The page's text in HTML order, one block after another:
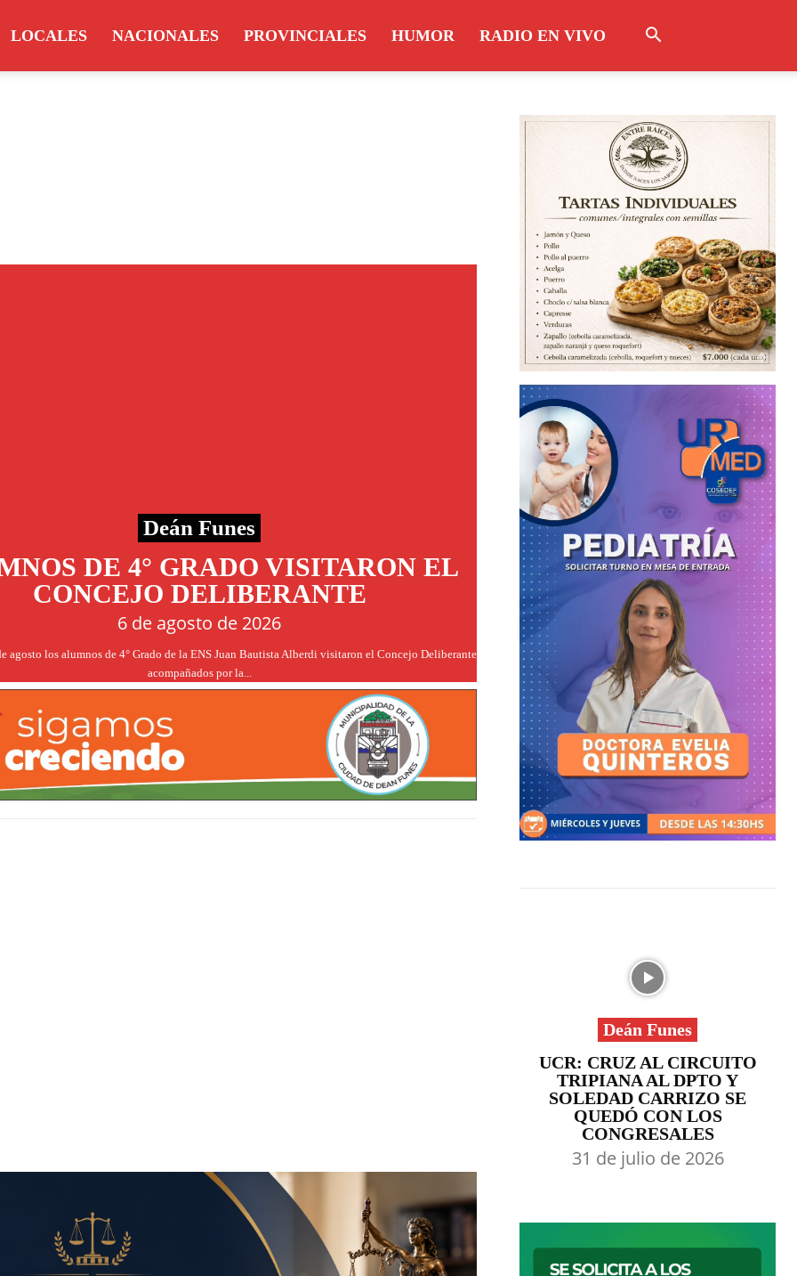
LOCALES NACIONALES PROVINCIALES HUMOR RADIO EN VIVO
Deán Funes
DE 4° GRADO VISITARON EL
CONCEJO DELIBERANTE
6 de agosto de 2026
agosto los alumnos de 4° Grado de la ENS Juan Bautista Alberdi visitaron el Concejo Deliberante
acompañados por la...
Deán Funes
UCR: CRUZ AL CIRCUITO
TRIPIANA AL DPTO Y
SOLEDAD CARRIZO SE
QUEDÓ CON LOS
CONGRESALES
31 de julio de 2026